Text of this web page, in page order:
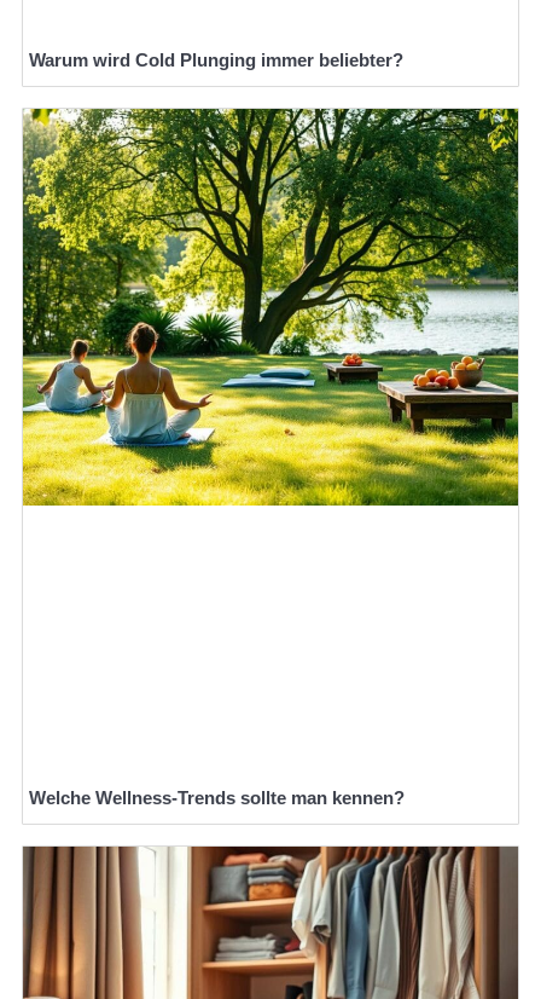
Warum wird Cold Plunging immer beliebter?
Welche Wellness-Trends sollte man kennen?